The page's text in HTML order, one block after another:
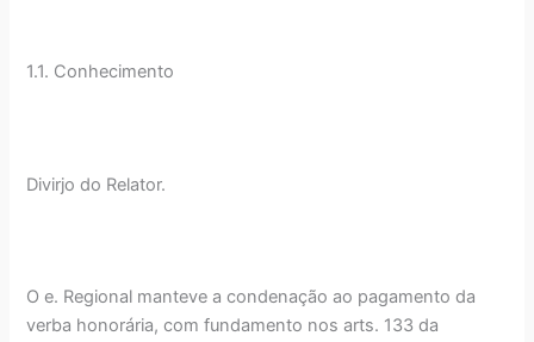
1.1. Conhecimento
Divirjo do Relator.
O e. Regional manteve a condenação ao pagamento da
verba honorária, com fundamento nos arts. 133 da